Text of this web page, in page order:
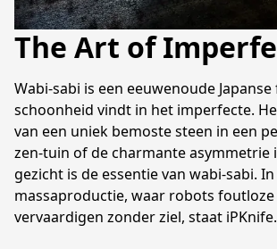
The Art of
Wabi-sabi is een eeuwenoude
schoonheid vindt in het imperfecte.
van een uniek bemoste steen in een
zen-tuin of de charmante asymmetrie
gezicht is de essentie van wabi-sabi.
massaproductie, waar robots foutloze
vervaardigen zonder ziel, staat iPKnife.